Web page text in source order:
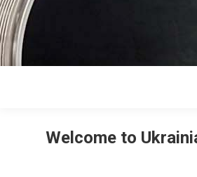
Welcome to